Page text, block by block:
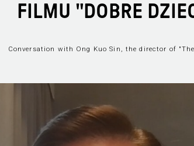
FILMU "DOBRE
Conversation with Ong Kuo Sin, the director of